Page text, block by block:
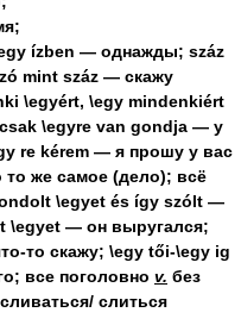
ízben — однажды; száz
mint száz — скажу
\egyért, \egy mindenkiért
\egyre van gondja — у
re kérem — я прошу у вас
же самое (дело); всё
\egyet és így szólt —
\egyet — он выругался;
то скажу; \egy tői-\egy ig
все поголовно v. без
слиться